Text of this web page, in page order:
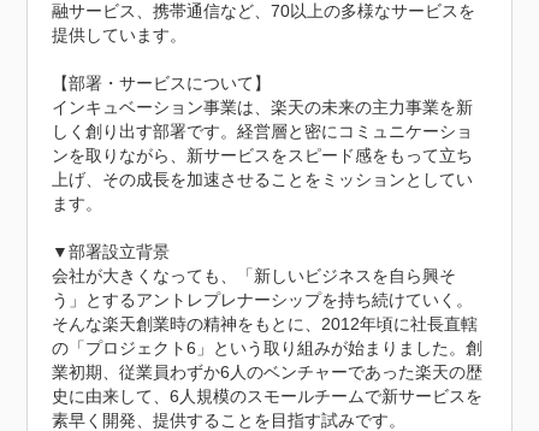
融サービス、携帯通信など、70以上の多様なサービスを
提供しています。
【部署・サービスについて】
インキュベーション事業は、楽天の未来の主力事業を新
しく創り出す部署です。経営層と密にコミュニケーショ
ンを取りながら、新サービスをスピード感をもって立ち
上げ、その成長を加速させることをミッションとしてい
ます。
▼部署設立背景
会社が大きくなっても、「新しいビジネスを自ら興そ
う」とするアントレプレナーシップを持ち続けていく。
そんな楽天創業時の精神をもとに、2012年頃に社長直轄
の「プロジェクト6」という取り組みが始まりました。創
業初期、従業員わずか6人のベンチャーであった楽天の歴
史に由来して、6人規模のスモールチームで新サービスを
素早く開発、提供することを目指す試みです。